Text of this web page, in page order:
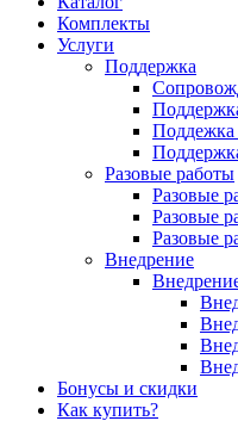
Комплекты
Услуги
Поддержка
Разовые работы
Разовые
Разовые
Разовые
Внедрение
Бонусы и скидки
Как купить?